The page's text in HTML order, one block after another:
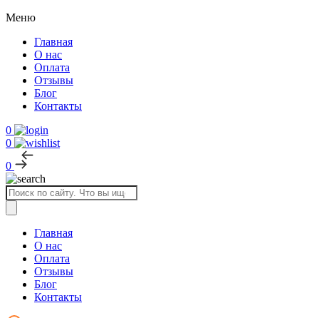
Меню
Главная
О нас
Оплата
Отзывы
Блог
Контакты
0
0
0
Поиск
товаров
Главная
О нас
Оплата
Отзывы
Блог
Контакты